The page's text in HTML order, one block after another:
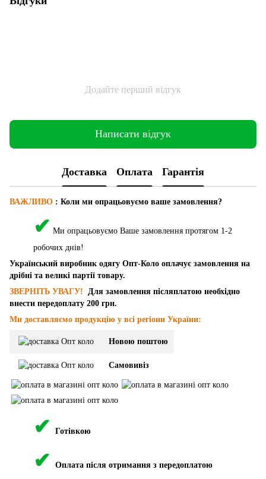
Додайте перший відгук
Написати відгук
Доставка Оплата Гарантія
ВАЖЛИВО : Коли ми опрацьовуємо ваше замовлення?
✔ Ми опрацьовуємо Ваше замовлення протягом 1-2
робочих днів!
Український виробник одягу Опт-Коло оплачує замовлення на
дрібні та великі партії товару.
ЗВЕРНІТЬ УВАГУ!
Для замовлення післяплатою необхідно
внести передоплату 200 грн.
Ми доставляємо продукцію у всі регіони України:
Новою поштою
Самовивіз
✔ Готівкою
✔ Оплата після отримання з передоплатою